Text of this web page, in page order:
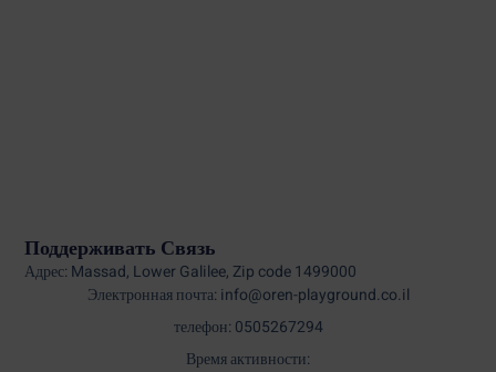
Поддерживать Связь
Адрес: Massad, Lower Galilee, Zip code 1499000
Электронная почта: info@oren-playground.co.il
телефон: 0505267294
Время активности: